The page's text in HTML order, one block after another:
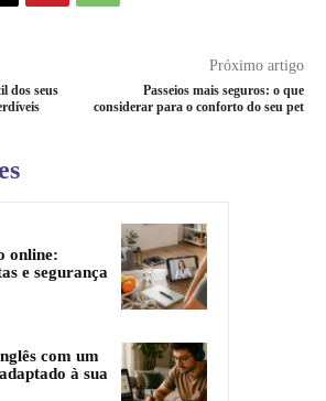
dos seus
Próximo artigo
Passeios mais seguros: o que
considerar para o conforto do seu pet
online:
e segurança
com um
à sua